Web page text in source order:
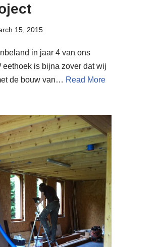
15, 2015
in jaar 4 van ons
eethoek is bijna zover dat wij
de bouw van… Read More